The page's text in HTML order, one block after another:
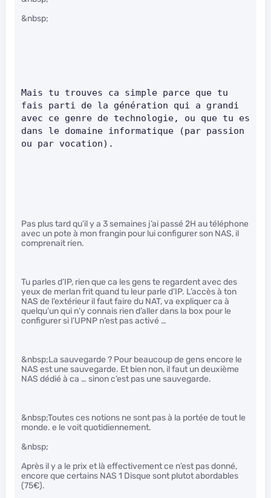
&nbsp;
Mais tu trouves ca simple parce que tu
fais parti de la génération qui a grandi
avec ce genre de technologie, ou que tu es
dans le domaine informatique (par passion
ou par vocation).
Pas plus tard qu’il y a 3 semaines j’ai passé 2H au téléphone
avec un pote à mon frangin pour lui configurer son NAS, il
comprenait rien.
Tu parles d’IP, rien que ca les gens te regardent avec des
yeux de merlan frit quand tu leur parle d’IP. L’accès à ton
NAS de l’extérieur il faut faire du NAT, va expliquer ca à
quelqu’un qui n’y connais rien d’aller dans la box pour le
configurer si l’UPNP n’est pas activé …
&nbsp;La sauvegarde ? Pour beaucoup de gens encore le
NAS est une sauvegarde. Et bien non, il faut un deuxième
NAS dédié à ca … sinon c’est pas une sauvegarde.
&nbsp;Toutes ces notions ne sont pas à la portée de tout le
monde. e le voit quotidiennement.
&nbsp;
Après il y a le prix et là effectivement ce n’est pas donné,
encore que certains NAS 1 Disque sont plutot abordables
(75€).